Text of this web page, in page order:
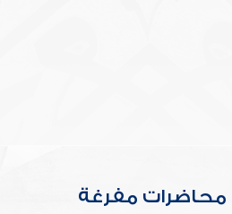
محاضرات مفرغة